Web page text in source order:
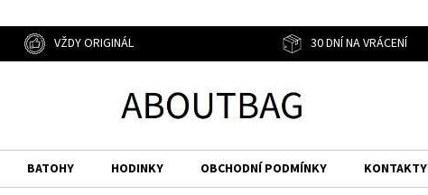
VŽDY ORIGINÁL 30 DNÍ NA VRÁCENÍ
BATOHY HODINKY OBCHODNÍ PODMÍNKY
KONTAKTY